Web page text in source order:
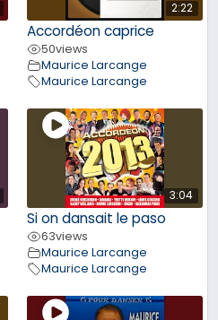
2:22
Accordéon caprice
50views
Maurice Larcange
Maurice Larcange
3:04
Si on dansait le paso
63views
Maurice Larcange
Maurice Larcange